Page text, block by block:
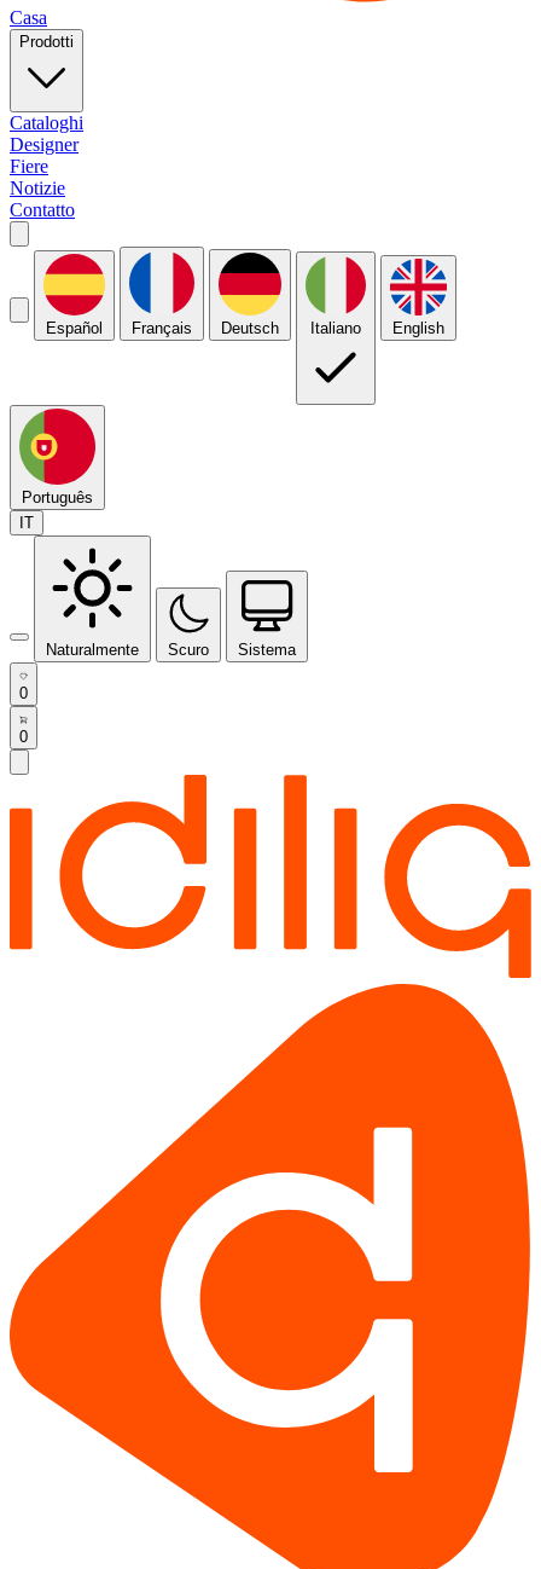
Casa
Prodotti
Cataloghi
Designer
Fiere
Notizie
Contatto
Español Français Deutsch Italiano English
Português
IT
Naturalmente Scuro Sistema
0
0